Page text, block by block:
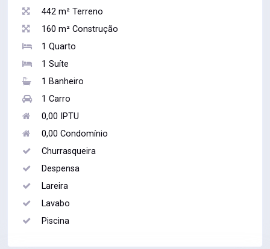
442 m² Terreno
160 m² Construção
1 Quarto
1 Suíte
1 Banheiro
1 Carro
0,00 IPTU
0,00 Condomínio
Churrasqueira
Despensa
Lareira
Lavabo
Piscina